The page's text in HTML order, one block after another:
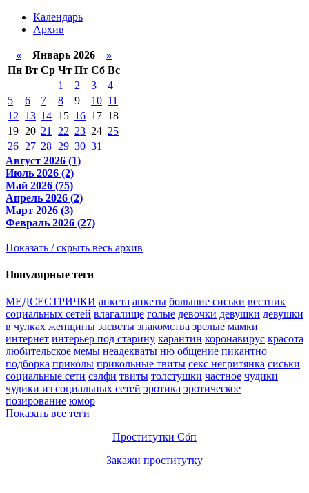
Календарь
Архив
« Январь 2026 »
Пн Вт Ср Чт Пт Сб Вс
1
2 3
4
5
6 7 8 9 10 11
12
13 14 15 16 17 18
19 20 21 22 23 24 25
26 27 28 29 30 31
Август 2026 (1)
Июль 2026 (2)
Май 2026 (75)
Апрель 2026 (2)
Март 2026 (3)
Февраль 2026 (27)
Показать / скрыть весь архив
Популярные теги
МЕДСЕСТРИЧКИ анкета анкеты большие сиськи вестник
социальных сетей влагалище голые девочки девушки девушки
в чулках женщины засветы знакомства зрелые мамки
интернет интерьер под старину карантин коронавирус красота
любительское мемы неадекваты ню общение пикантно
подборка приколы прикольные твиты секс негритянка сиськи
социальные сети сэлфи твиты толстушки частное чудики
чудики из социальных сетей эротика эротическое
позирование юмор
Показать все теги
Проститутки Сбп
Закажи проститутку